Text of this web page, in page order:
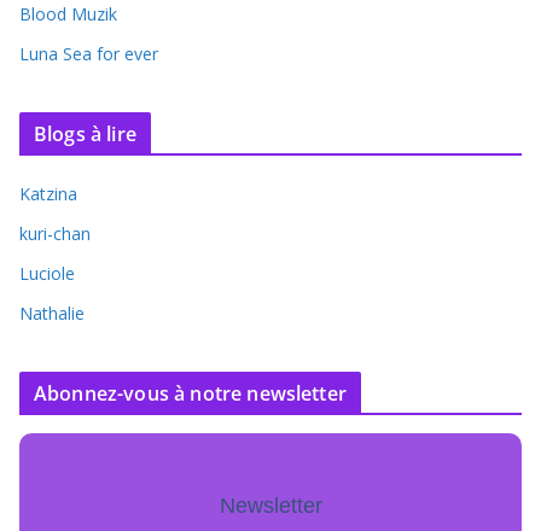
Blood Muzik
Luna Sea for ever
Blogs à lire
Katzina
kuri-chan
Luciole
Nathalie
Abonnez-vous à notre newsletter
Newsletter